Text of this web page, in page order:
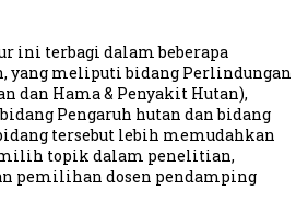
ini terbagi dalam beberapa
yang meliputi bidang Perlindungan
dan Hama & Penyakit Hutan),
Pengaruh hutan dan bidang
tersebut lebih memudahkan
topik dalam penelitian,
pemilihan dosen pendamping